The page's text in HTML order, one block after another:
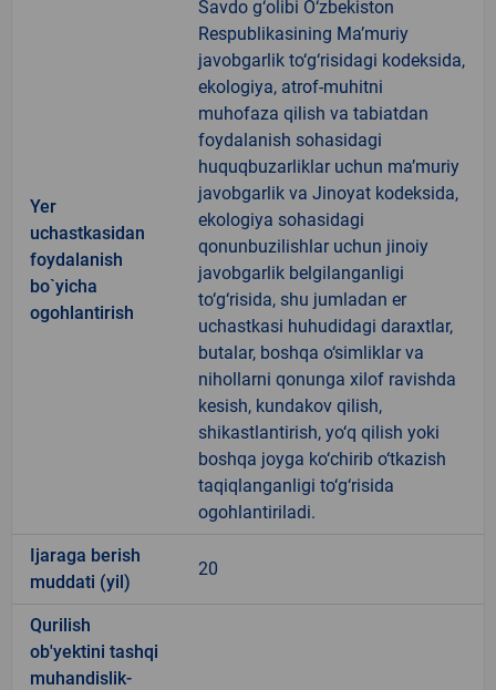
Yer
uchastkasidan
foydalanish
bo`yicha
ogohlantirish
Savdo g‘olibi O‘zbekiston
Respublikasining Ma’muriy
javobgarlik to‘g‘risidagi kodeksida,
ekologiya, atrof-muhitni
muhofaza qilish va tabiatdan
foydalanish sohasidagi
huquqbuzarliklar uchun ma’muriy
javobgarlik va Jinoyat kodeksida,
ekologiya sohasidagi
qonunbuzilishlar uchun jinoiy
javobgarlik belgilanganligi
to‘g‘risida, shu jumladan er
uchastkasi huhudidagi daraxtlar,
butalar, boshqa o‘simliklar va
nihollarni qonunga xilof ravishda
kesish, kundakov qilish,
shikastlantirish, yo‘q qilish yoki
boshqa joyga ko‘chirib o‘tkazish
taqiqlanganligi to‘g‘risida
ogohlantiriladi.
Ijaraga berish
muddati (yil)
20
Qurilish
ob'yektini tashqi
muhandislik-